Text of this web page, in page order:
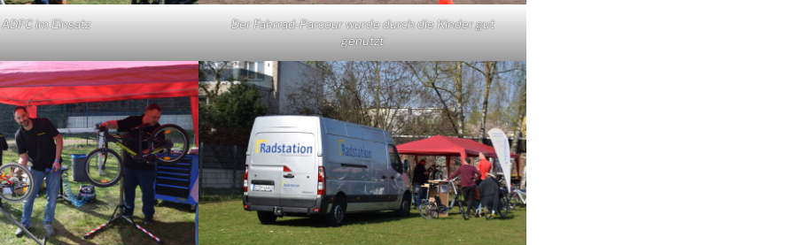
im Einsatz
Der Fahrrad-Parcour wurde durch die Kinder gut
genutzt